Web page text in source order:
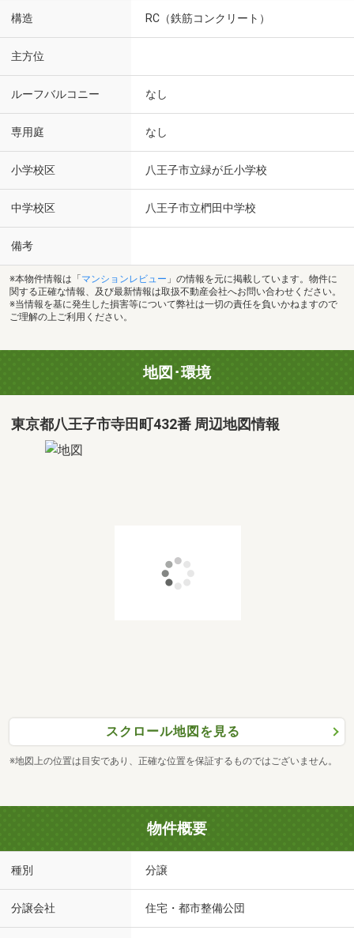
構造 RC（鉄筋コンクリート）
主方位
ルーフバルコニー なし
専用庭 なし
小学校区 八王子市立緑が丘小学校
中学校区 八王子市立椚田中学校
備考
※本物件情報は「 マンションレビュー 」の情報を元に掲載しています。物件に
関する正確な情報、及び最新情報は取扱不動産会社へお問い合わせください。
※当情報を基に発生した損害等について弊社は一切の責任を負いかねますので
ご理解の上ご利用ください。
地図･環境
東京都八王子市寺田町432番 周辺地図情報
スクロール地図を見る
※地図上の位置は目安であり、正確な位置を保証するものではございません。
物件概要
種別 分譲
分譲会社 住宅・都市整備公団